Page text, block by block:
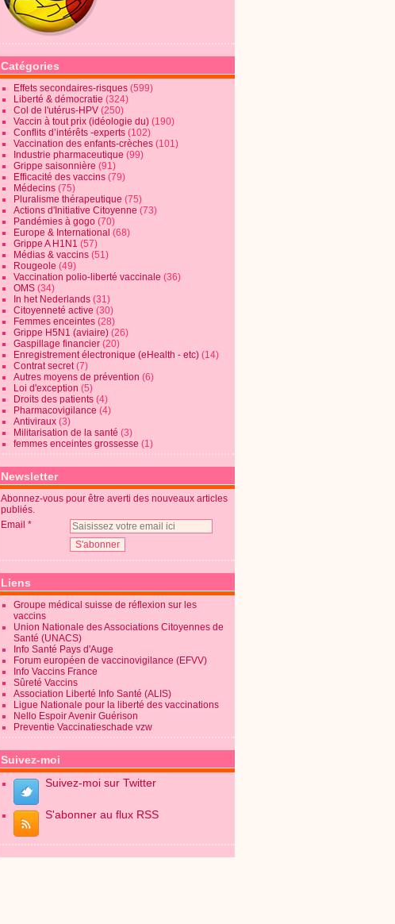
Catégories
Effets secondaires-risques (599)
Liberté & démocratie (324)
Col de l'utérus-HPV (250)
Vaccin à tout prix (idéologie du) (190)
Conflits d’intérêts -experts (102)
Vaccination des enfants-crèches (101)
Industrie pharmaceutique (99)
Grippe saisonnière (91)
Efficacité des vaccins (79)
Médecins (75)
Pluralisme thérapeutique (75)
Actions d'Initiative Citoyenne (73)
Pandémies à gogo (70)
Europe & International (68)
Grippe A H1N1 (57)
Médias & vaccins (51)
Rougeole (49)
Vaccination polio-liberté vaccinale (36)
OMS (34)
In het Nederlands (31)
Citoyenneté active (30)
Femmes enceintes (28)
Grippe H5N1 (aviaire) (26)
Gaspillage financier (20)
Enregistrement électronique (eHealth - etc) (14)
Contrat secret(7)
Autres moyens de prévention (6)
Loi d'exception (5)
Droits des patients (4)
Pharmacovigilance (4)
Antiviraux (3)
Militarisation de la santé (3)
femmes enceintes grossesse (1)
Newsletter
Abonnez-vous pour être averti des nouveaux articles
publiés.
Email
Liens
Groupe médical suisse de réflexion sur les
vaccins
Union Nationale des Associations Citoyennes de
Santé (UNACS)
Info Santé Pays d'Auge
Forum européen de vaccinovigilance (EFVV)
Info Vaccins France
Sûreté Vaccins
Association Liberté Info Santé (ALIS)
Ligue Nationale pour la liberté des vaccinations
Nello Espoir Avenir Guérison
Preventie Vaccinatieschade vzw
Suivez-moi
Suivez-moi sur Twitter
S'abonner au flux RSS